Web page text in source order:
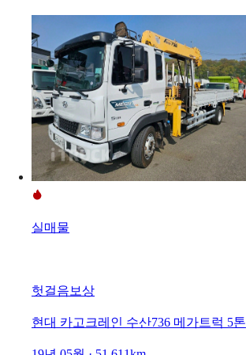
실매물
헛걸음보상
현대 카고크레인 수산736 메가트럭 5톤